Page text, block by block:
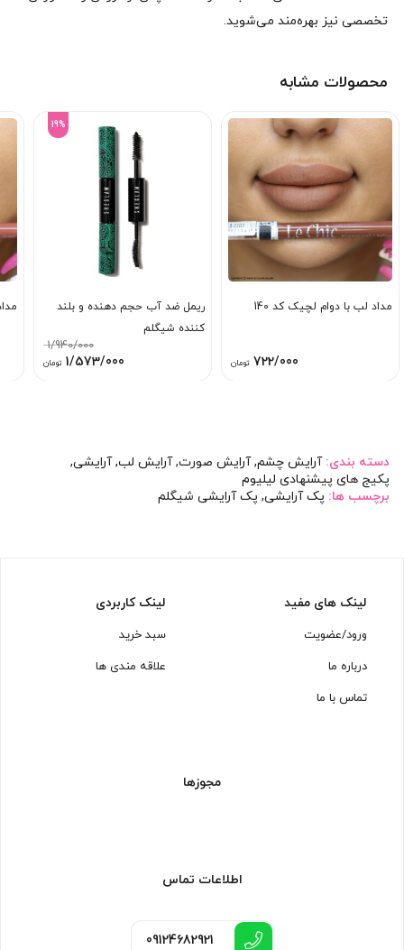
تخصصی نیز بهره‌مند می‌شوید.
محصولات مشابه
مداد لب با دوام لچیک کد 140
722/000 تومان
19%
ریمل ضد آب حجم دهنده و بلند
کننده شیگلم
1/940/000
قیمت
1/573/000 تومانقیمت
دسته بندی:آرایش چشم,آرایش صورت,آرایش لب,آرایشی,
پکیج های پیشنهادی لیلیوم
برچسب ها: پک آرایشی, پک آرایشی شیگلم
لینک های مفید
ورود/عضویت
درباره ما
تماس با ما
لینک کاربردی
سبد خرید
علاقه مندی ها
مجوزها
اطلاعات تماس
09124682921